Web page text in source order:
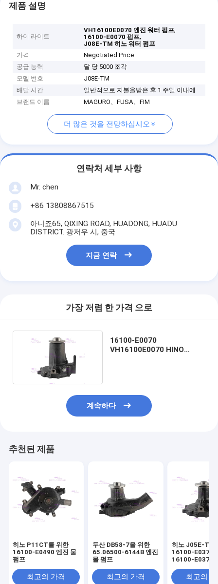
제품 설명
하이 라이트
VH16100E0070 엔진 워터 펌프,
16100-E0070 펌프,
J08E-TM 히노 워터 펌프
가격
Negotiated Price
공급 능력
달 당 5000 조각
모델 번호
J08E-TM
배달 시간
일반적으로 지불을받은 후 1 주일 이내에
브랜드 이름
MAGURO、FUSA、FIM
더 많은 것을 전망하십시오
연락처 세부 사항
Mr. chen
+86 13808867515
아니죠65, QIXING ROAD, HUADONG, HUADU
DISTRICT. 광저우 시, 중국
지금 연락
가장 저렴 한 가격 으로
16100-E0070
VH16100E0070 HINO
계속하다
추천된 제품
히노 P11CT를 위한
16100-E0490 엔진 물
펌프
최고의 가격
두산 DB58-7을 위한
65.06500-6144B 엔진
물 펌프
최고의 가격
히노 J05E-TM
16100-E0373
16100-E0372
최고의